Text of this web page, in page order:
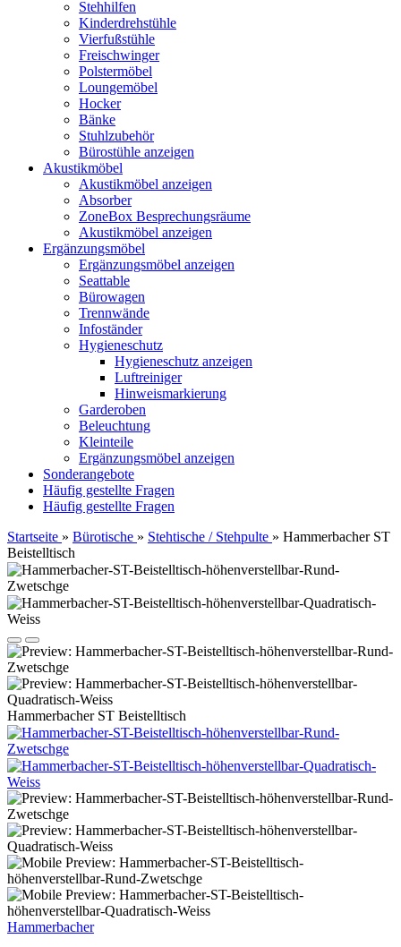
Stehhilfen
Kinderdrehstühle
Vierfußstühle
Freischwinger
Polstermöbel
Loungemöbel
Hocker
Bänke
Stuhlzubehör
Bürostühle anzeigen
Akustikmöbel
Akustikmöbel anzeigen
Absorber
ZoneBox Besprechungsräume
Akustikmöbel anzeigen
Ergänzungsmöbel
Ergänzungsmöbel anzeigen
Seattable
Bürowagen
Trennwände
Infoständer
Hygieneschutz
Hygieneschutz anzeigen
Luftreiniger
Hinweismarkierung
Garderoben
Beleuchtung
Kleinteile
Ergänzungsmöbel anzeigen
Sonderangebote
Häufig gestellte Fragen
Häufig gestellte Fragen
Startseite » Bürotische » Stehtische / Stehpulte » Hammerbacher ST
Beistelltisch
Hammerbacher ST Beistelltisch
Hammerbacher